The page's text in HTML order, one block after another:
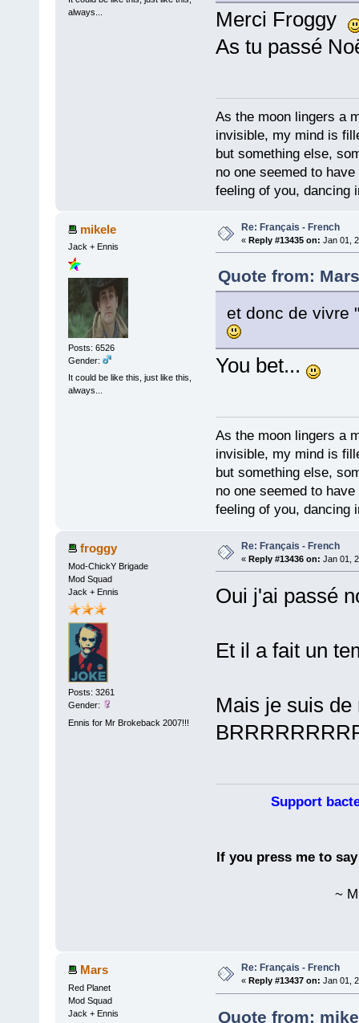
always...
Merci Froggy
As tu passé
As the moon lingers a
invisible, my mind is
but something else,
no one seemed to
feeling of you, dancing
mikele
Jack + Ennis
Posts: 6526
Gender:
It could be like this, just like this,
always...
Re: Français - French
« Reply #13435 on: Jan 01,
Quote from:
et donc de vivre
You bet...
As the moon lingers a
invisible, my mind is
but something else,
no one seemed to
feeling of you, dancing
froggy
Mod-ChickY Brigade
Mod Squad
Jack + Ennis
Posts: 3261
Gender:
Ennis for Mr Brokeback 2007!!!
Re: Français - French
« Reply #13436 on: Jan 01,
Oui j'ai passé
Et il a fait un
Mais je suis de
Support
If you press me to
~
Mars
Red Planet
Mod Squad
Jack + Ennis
Re: Français - French
« Reply #13437 on: Jan 01,
Quote from: